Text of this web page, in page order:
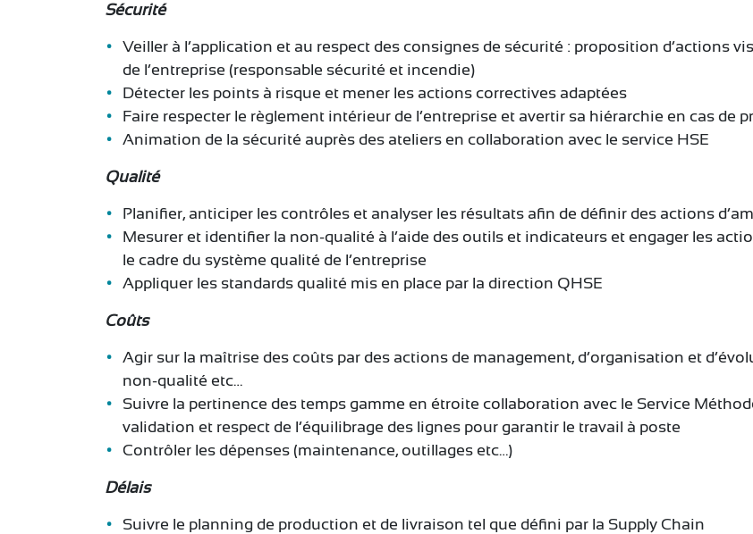
Sécurité
Veiller à l’application et au respect des consignes de sécurité : proposition d’actions
de l’entreprise (responsable sécurité et incendie)
Détecter les points à risque et mener les actions correctives adaptées
Faire respecter le règlement intérieur de l’entreprise et avertir sa hiérarchie en cas de
Animation de la sécurité auprès des ateliers en collaboration avec le service HSE
Qualité
Planifier, anticiper les contrôles et analyser les résultats afin de définir des actions
Mesurer et identifier la non-qualité à l’aide des outils et indicateurs et engager les
le cadre du système qualité de l’entreprise
Appliquer les standards qualité mis en place par la direction QHSE
Coûts
Agir sur la maîtrise des coûts par des actions de management, d’organisation et
non-qualité etc…
Suivre la pertinence des temps gamme en étroite collaboration avec le Service
validation et respect de l’équilibrage des lignes pour garantir le travail à poste
Contrôler les dépenses (maintenance, outillages etc…)
Délais
Suivre le planning de production et de livraison tel que défini par la Supply Chain